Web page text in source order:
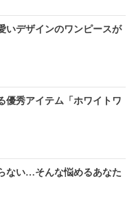
いデザインのワンピースが
優秀アイテム「ホワイトワ
ない…そんな悩めるあなた